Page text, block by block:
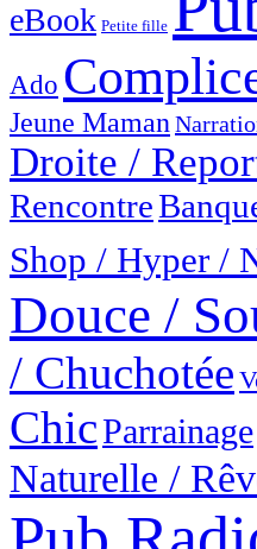
eBook Petite fille
Ado
Jeune Maman
Droite /
Rencontre
Shop / Hyper /
Douce /
/ Chuchotée
ChicParrainage
Naturelle /